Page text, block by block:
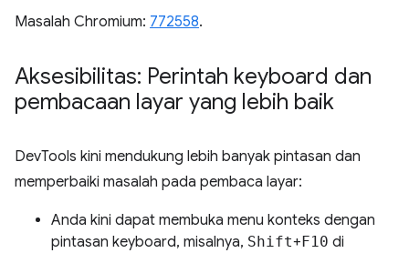
Masalah Chromium: 772558.
Aksesibilitas: Perintah keyboard dan
pembacaan layar yang lebih baik
DevTools kini mendukung lebih banyak pintasan dan
memperbaiki masalah pada pembaca layar:
Anda kini dapat membuka menu konteks dengan
pintasan keyboard, misalnya, Shift+F10 di